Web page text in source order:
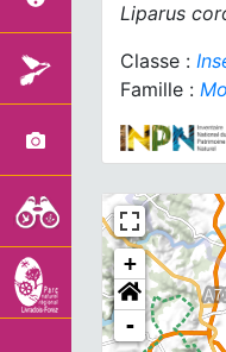
Liparus
Classe :
Famille :
+
-